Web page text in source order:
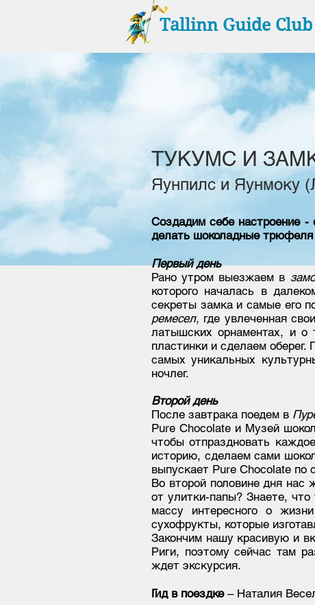
Tallinn Guide Club
ТУКУМС И
Яунпилс и Яунмоку
Создадим себе настроение -
делать шоколадные трюфеля
Первый день
Рано утром выезжаем в
которого началась в
секреты замка и самые его
ремесел, где увлеченная
латышских орнаментах, и о
пластинки и сделаем оберег.
самых уникальных
ночлег.
Второй день
После завтрака поедем в
Pure Chocolate и Музей
чтобы отпраздновать
историю, сделаем сами
выпускает Pure Chocolate
Во второй половине дня нас
от улитки-папы? Знаете,
массу интересного о
сухофрукты, которые
Закончим нашу красивую и
Риги, поэтому сейчас там
ждет экскурсия.
Гид в поездке– Наталия